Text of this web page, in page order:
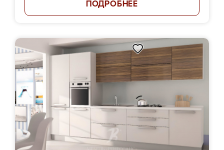
ПОДРОБНЕЕ